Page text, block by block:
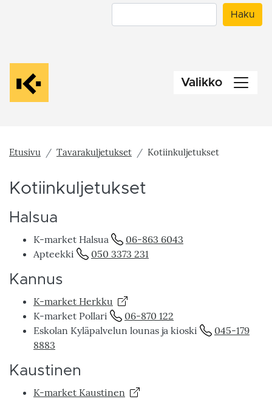
Haku
Valikko
Etusivu Tavarakuljetukset Kotiinkuljetukset
Kotiinkuljetukset
Halsua
K-market Halsua
06-863 6043
Apteekki
050 3373 231
Kannus
K-market Herkku
K-market Pollari
06-870 122
Eskolan Kyläpalvelun lounas ja kioski
045-179
8883
Kaustinen
K-market Kaustinen